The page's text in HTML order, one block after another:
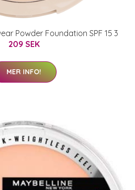
Powder Foundation SPF 15 3
209 SEK
MER INFO!